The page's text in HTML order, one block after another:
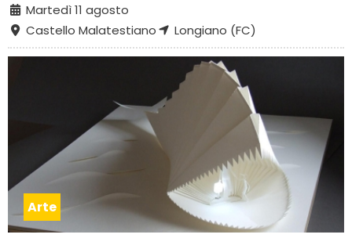
Martedì 11 agosto
Castello Malatestiano
Longiano (FC)
Arte